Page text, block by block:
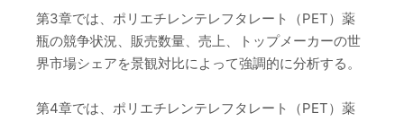
第3章では、ポリエチレンテレフタレート（PET）薬
瓶の競争状況、販売数量、売上、トップメーカーの世
界市場シェアを景観対比によって強調的に分析する。
第4章では、ポリエチレンテレフタレート（PET）薬